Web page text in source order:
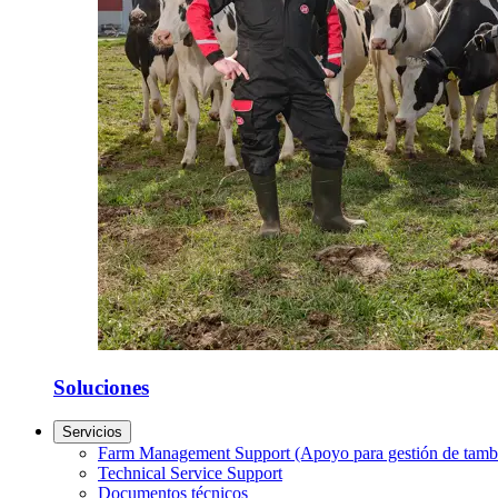
Soluciones
Servicios
Farm Management Support (Apoyo para gestión de
Technical Service Support
Documentos técnicos